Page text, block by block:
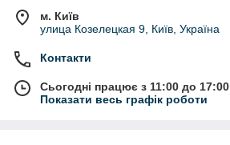
м. Київ
улица Козелецкая 9, Київ, Україна
Контакти
Сьогодні працює з 11:00 до 17:00
Показати весь графік роботи